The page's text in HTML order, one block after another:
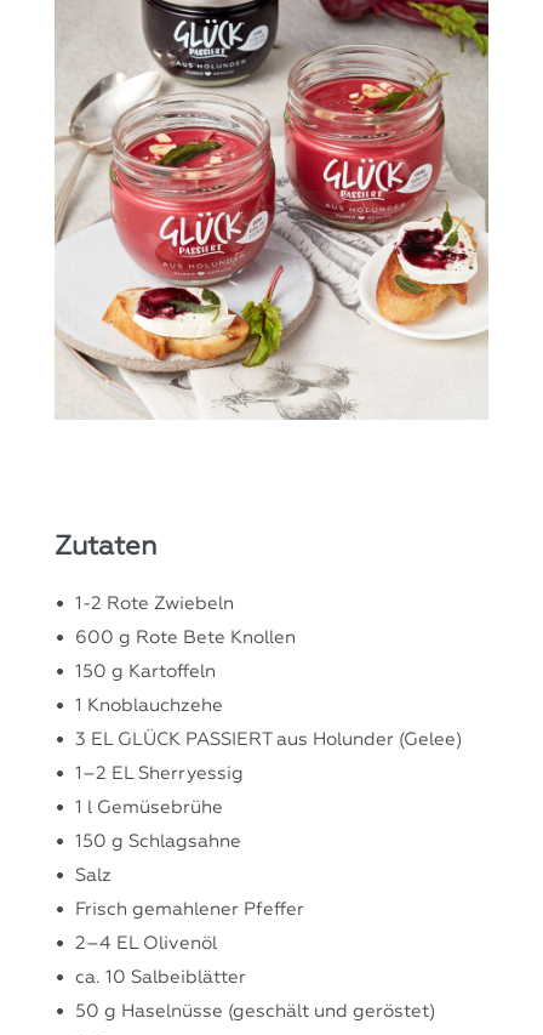
Zutaten
1-2 Rote Zwiebeln
600 g Rote Bete Knollen
150 g Kartoffeln
1 Knoblauchzehe
3 EL GLÜCK PASSIERT aus Holunder (Gelee)
1–2 EL Sherryessig
1 l Gemüsebrühe
150 g Schlagsahne
Salz
Frisch gemahlener Pfeffer
2–4 EL Olivenöl
ca. 10 Salbeiblätter
50 g Haselnüsse (geschält und geröstet)